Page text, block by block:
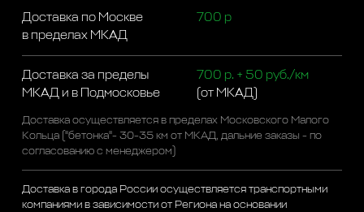
Доставка по Москве
в пределах МКАД
700 р
Доставка за пределы
МКАД и в Подмосковье
700 р. + 50 руб./км
(от МКАД)
Доставка осуществляется в пределах Московского Малого
Кольца ("бетонка"- 30-35 км от МКАД, дальние заказы - по
согласованию с менеджером)
Доставка в города России осуществляется транспортными
компаниями в зависимости от Региона на основании